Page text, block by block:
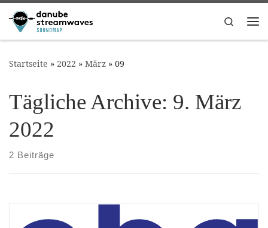
Zum Inhalt springen
Search
Startseite » 2022 » März » 09
Tägliche Archive: 9. März
2022
2 Beiträge